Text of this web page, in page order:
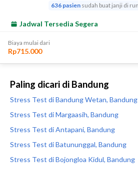
Paling dicari di Bandung
Stress Test di Bandung Wetan, Bandung
Stress Test di Margaasih, Bandung
Stress Test di Antapani, Bandung
Stress Test di Batununggal, Bandung
Stress Test di Bojongloa Kidul, Bandung